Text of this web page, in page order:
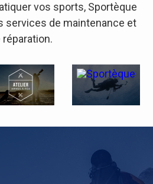
vos sports, Sportèque
de maintenance et
réparation.